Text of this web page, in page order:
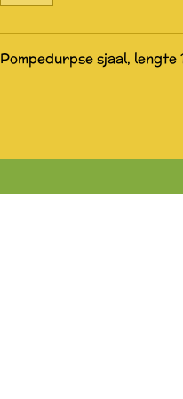
Pompedurpse sjaal, lengte